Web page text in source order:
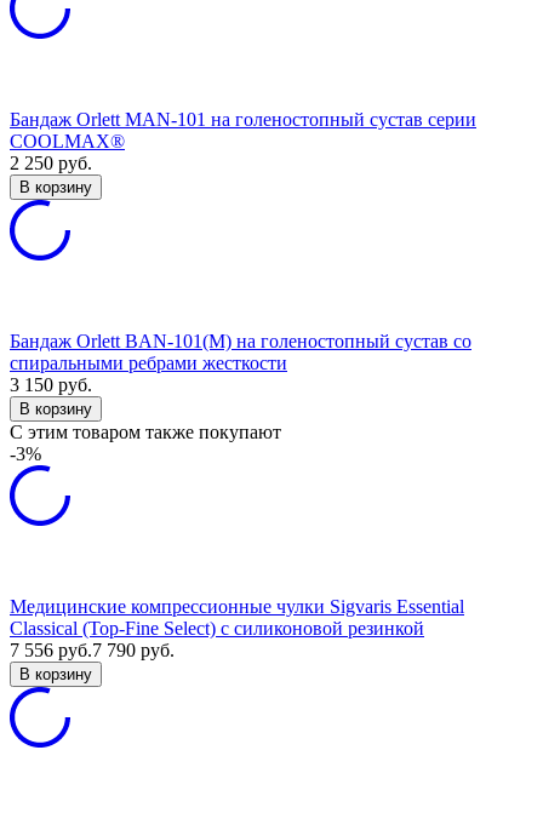
Бандаж Orlett MAN-101 на голеностопный сустав серии
COOLMAX®
2 250 руб.
В корзину
Бандаж Orlett BAN-101(M) на голеностопный сустав со
спиральными ребрами жесткости
3 150 руб.
В корзину
C этим товаром также покупают
-3%
Медицинские компрессионные чулки Sigvaris Essential
Classical (Top-Fine Select) с силиконовой резинкой
7 556 руб.7 790 руб.
В корзину